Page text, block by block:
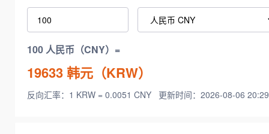
100 人民币（CNY）=
19633韩元（KRW）
反向汇率：1 KRW = 0.0051 CNY 更新时间：2026-08-06